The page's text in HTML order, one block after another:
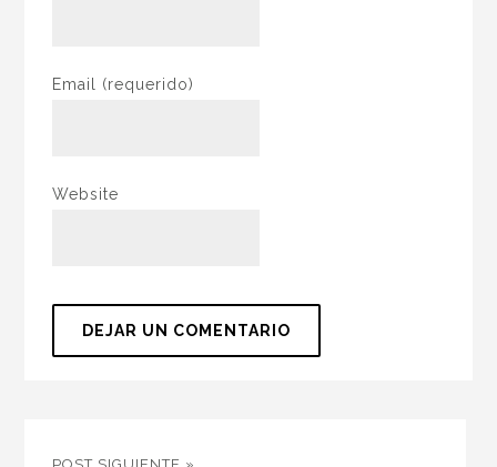
Email (requerido)
Website